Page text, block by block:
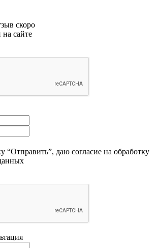
скоро
на сайте
“Отправить”, даю согласие на обработку